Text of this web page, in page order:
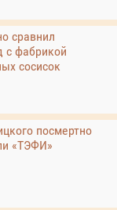
сравнил
с фабрикой
сосисок
посмертно
«ТЭФИ»